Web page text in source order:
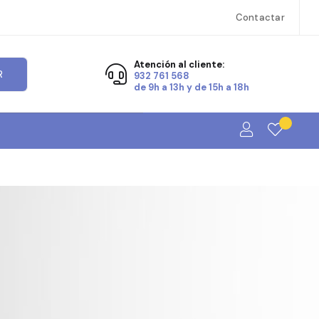
Contactar
Atención al cliente:
932 761 568
de 9h a 13h y de 15h a 18h